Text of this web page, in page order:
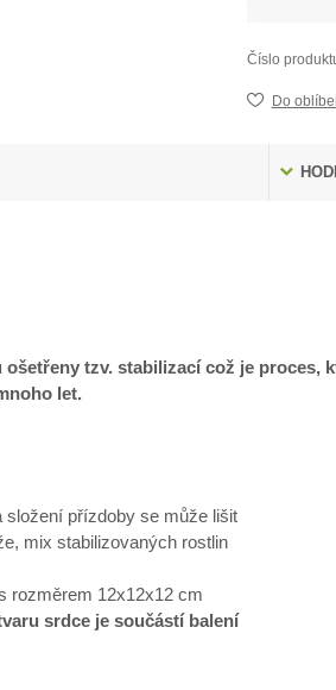
Číslo
Do
tzv. stabilizací což je proces,
let.
složení přízdoby se může lišit
mix stabilizovaných rostlin
rozměrem 12x12x12 cm
srdce je součástí balení